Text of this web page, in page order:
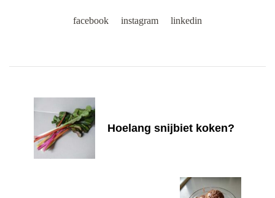
facebook instagram linkedin
Navigation
Hoelang snijbiet koken?